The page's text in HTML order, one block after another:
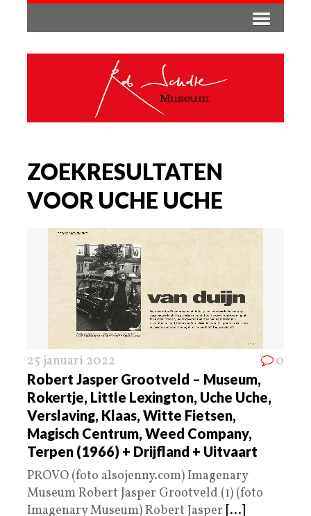
ZOEKRESULTATEN
VOOR UCHE UCHE
25 januari 2022 0
Robert Jasper Grootveld – Museum,
Rokertje, Little Lexington, Uche Uche,
Verslaving, Klaas, Witte Fietsen,
Magisch Centrum, Weed Company,
Terpen (1966) + Drijfland + Uitvaart
PROVO (foto alsojenny.com) Imagenary
Museum Robert Jasper Grootveld (1) (foto
Imagenary Museum) Robert Jasper [...]